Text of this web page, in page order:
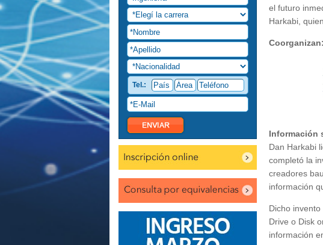
Tel.:
el futuro
Harkabi,
Coorganizan:
Información
Dan Harkabi
completó la
creadores
información
Dicho
Drive o Disk
información